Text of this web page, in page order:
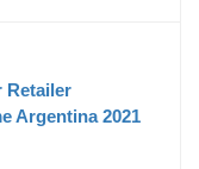
Retailer
Argentina 2021